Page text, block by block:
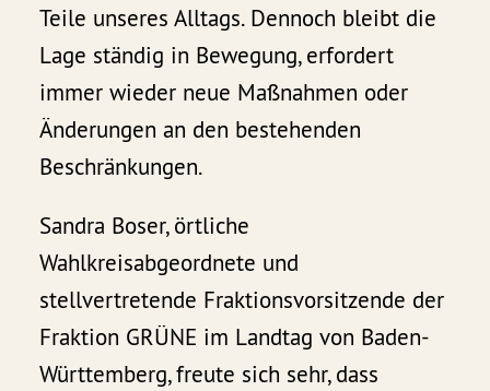
Teile unseres Alltags. Dennoch bleibt die
Lage ständig in Bewegung, erfordert
immer wieder neue Maßnahmen oder
Änderungen an den bestehenden
Beschränkungen.
Sandra Boser, örtliche
Wahlkreisabgeordnete und
stellvertretende Fraktionsvorsitzende der
Fraktion GRÜNE im Landtag von Baden-
Württemberg, freute sich sehr, dass